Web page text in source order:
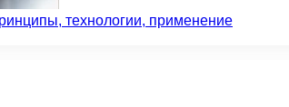
технологии, применение